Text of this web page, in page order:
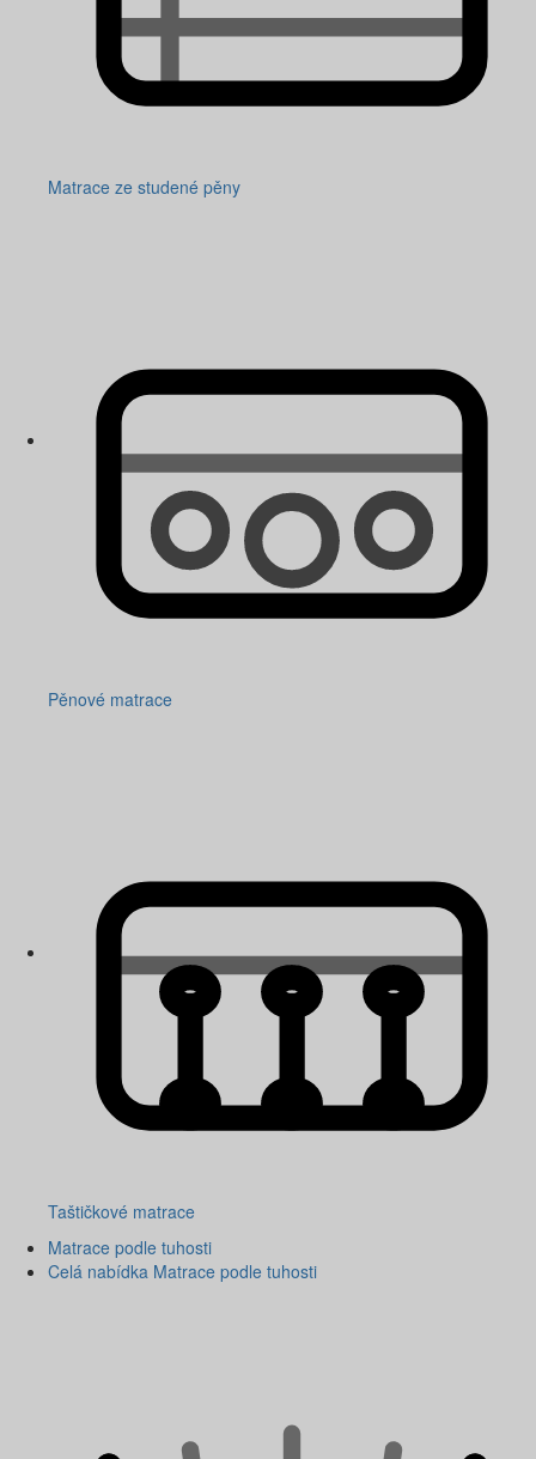
Matrace ze studené pěny
Pěnové matrace
Taštičkové matrace
Matrace podle tuhosti
Celá nabídka Matrace podle tuhosti